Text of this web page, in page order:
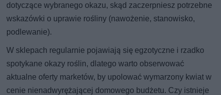
dotyczące wybranego okazu, skąd zaczerpniesz potrzebne
wskazówki o uprawie rośliny (nawożenie, stanowisko,
podlewanie).
W sklepach regularnie pojawiają się egzotyczne i rzadko
spotykane okazy roślin, dlatego warto obserwować
aktualne oferty marketów, by upolować wymarzony kwiat w
cenie nienadwyrężającej domowego budżetu. Czy istnieje